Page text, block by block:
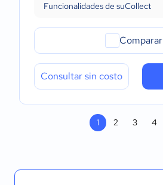
Funcionalidades de suCollect
Comparar
Consultar sin costo
1 2 3 4